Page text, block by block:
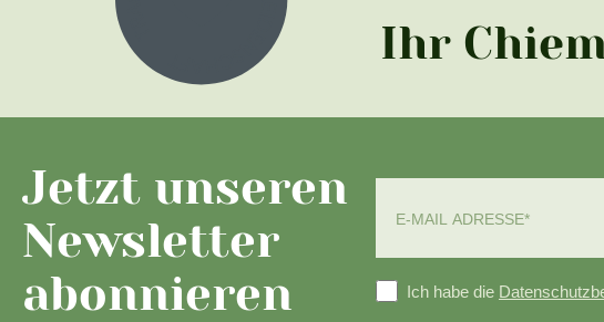
Ihr
Jetzt unseren
Newsletter
abonnieren
Ich habe die